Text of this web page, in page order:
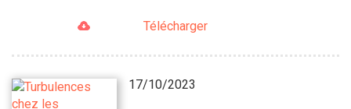
Télécharger
17/10/2023